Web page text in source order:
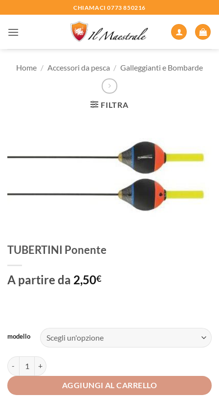
ai
contenuti
CHIAMACI 0773 850216
Home / Accessori da pesca / Galleggianti e Bombarde
FILTRA
TUBERTINI Ponente
A partire da 2,50€
modello
TUBERTINI Ponente quantità
AGGIUNGI AL CARRELLO